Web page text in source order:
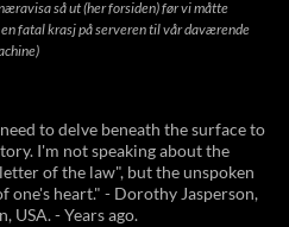
så ut (her forsiden) før vi måtte
fatal krasj på serveren til vår daværende
to delve beneath the surface to
I'm not speaking about the
of the law", but the unspoken
heart." - Dorothy Jasperson,
USA. - Years ago.